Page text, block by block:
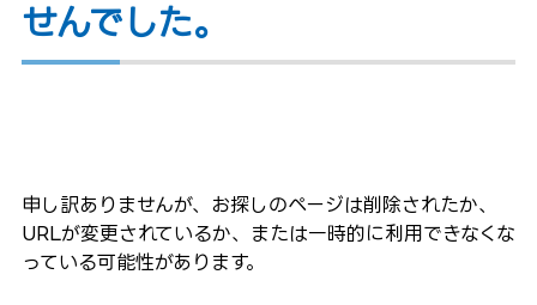
せんでした。
申し訳ありませんが、お探しのページは削除されたか、
URLが変更されているか、または一時的に利用できなくな
っている可能性があります。